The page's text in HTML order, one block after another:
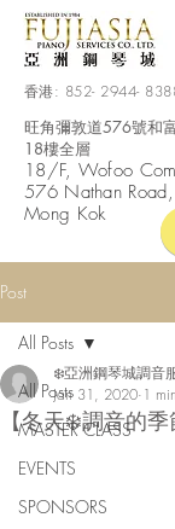
香港: 852- 2944-
旺角彌敦道576號和
18樓全層
​18/F, Wofoo
576 Nathan Road,
Mong Kok
Post
All Posts
MASTER CLASS
EVENTS
SPONSORS
All Posts
【冬天❄️調音的季
❄️亞洲鋼琴城調音
Jan 31, 2020 1